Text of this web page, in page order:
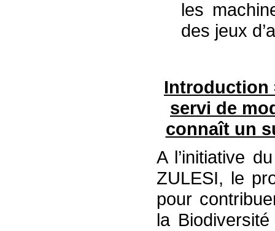
les
des jeux
Introduction
servi de
connaît un
A l’initiative
ZULESI, le
pour
la